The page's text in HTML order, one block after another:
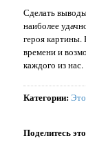
Сделать
наиболее
героя
времени и
каждого из нас.
Категории:
Поделитесь